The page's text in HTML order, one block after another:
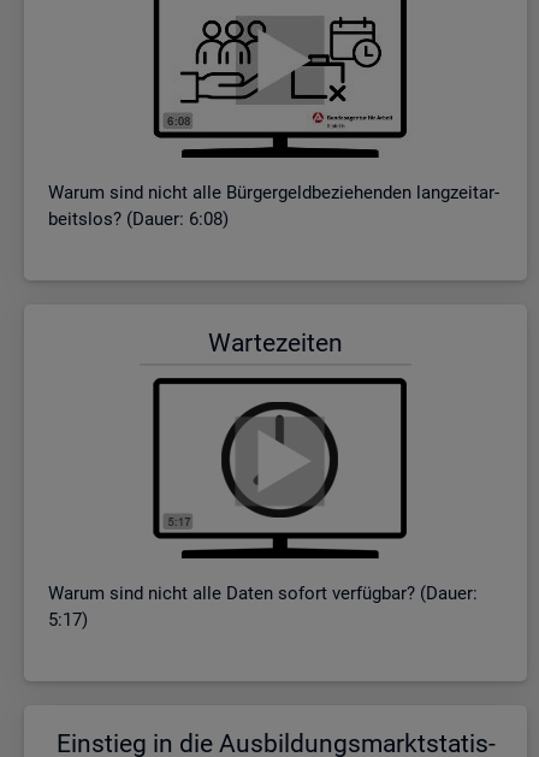
Warum sind nicht alle Bür­ger­geld­be­zie­hen­den lang­zeit­ar­
beits­los? (Dauer: 6:08)
War­te­zei­ten
Warum sind nicht alle Daten so­fort ver­füg­bar? (Dauer:
5:17)
Ein­stieg in die Aus­bil­dungs­markt­sta­tis­